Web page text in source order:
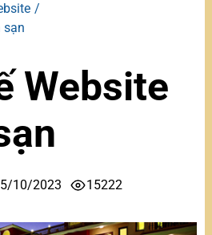
sạn
Website
10/2023 15222